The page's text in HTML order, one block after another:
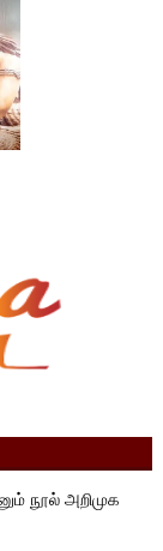
நூல் அறிமுக